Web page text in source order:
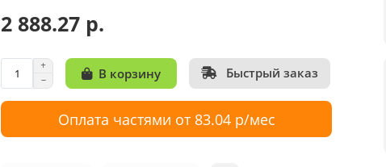
2 888.27 р.
В корзину Быстрый заказ
Оплата частями от 83.04 р/мес